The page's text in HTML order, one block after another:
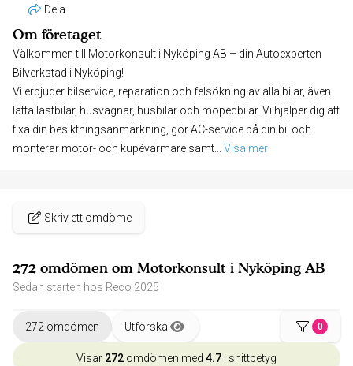
Dela
Om företaget
Välkommen till Motorkonsult i Nyköping AB – din Autoexperten
Bilverkstad i Nyköping!
Vi erbjuder bilservice, reparation och felsökning av alla bilar, även
lätta lastbilar, husvagnar, husbilar och mopedbilar. Vi hjälper dig att
fixa din besiktningsanmärkning, gör AC-service på din bil och
monterar motor- och kupévärmare samt
Visa mer
Skriv ett omdöme
272 omdömen om Motorkonsult i Nyköping AB
Sedan starten hos Reco 2025
272 omdömen Utforska 0
Visar 272 omdömen med 4.7 i snittbetyg